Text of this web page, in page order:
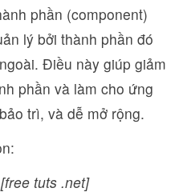
phần (component)
lý bởi thành phần đó
Điều này giúp giảm
phần và làm cho ứng
trì, và dễ mở rộng.
tuts .net]